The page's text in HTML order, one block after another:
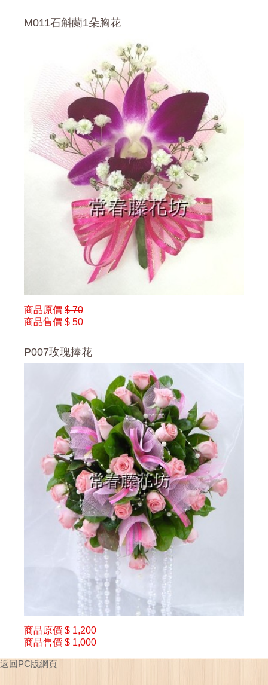
M011石斛蘭1朵胸花
商品原價 $ 70
商品售價 $ 50
P007玫瑰捧花
商品原價 $ 1,200
商品售價 $ 1,000
返回PC版網頁